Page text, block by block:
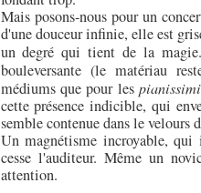
Mais posons-nous pour un
d'une douceur infinie, elle est
un degré qui tient de la
bouleversante (le matériau
médiums que pour lespianissimi
cette présence indicible, qui
semble contenue dans le velours
Un magnétisme incroyable,
cesse l'auditeur. Même un
attention.